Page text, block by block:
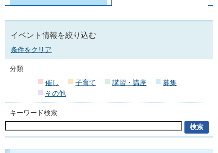
イベント情報を絞り込む
条件をクリア
分類
催し
子育て 講習・講座
募集
その他
キーワード検索